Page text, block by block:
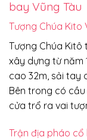
bay Vũng Tàu
Tượng Chúa Kito
Tượng Chúa Kitô
xây dựng từ năm
cao 32m, sải tay
Bên trong có
cửa trổ ra vai
Trận địa pháo